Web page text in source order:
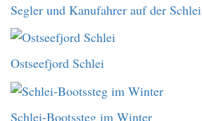
Segler und Kanufahrer auf der Schlei
Ostseefjord Schlei
Schlei-Bootssteg im Winter